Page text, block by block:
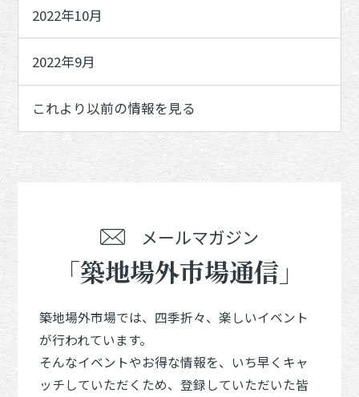
2022年10月
2022年9月
これより以前の情報を見る
メールマガジン
「築地場外市場通信」
築地場外市場では、四季折々、楽しいイベント
が行われています。
そんなイベントやお得な情報を、いち早くキャ
ッチしていただくため、登録していただいた皆